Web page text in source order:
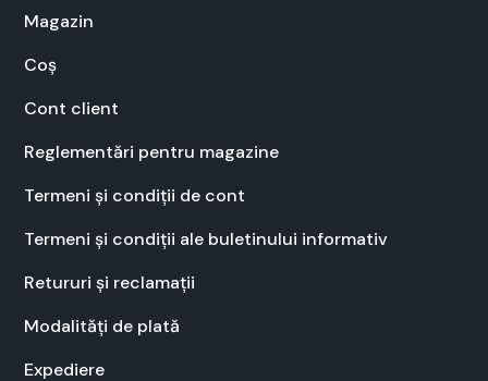
Mag­a­zin
Coș
Cont client
Regle­men­tări pen­tru mag­a­zine
Ter­meni și condiții de cont
Ter­meni și condiții ale bulet­inu­lui infor­ma­tiv
Retu­ruri și recla­mații
Modal­ități de plată
Expe­diere